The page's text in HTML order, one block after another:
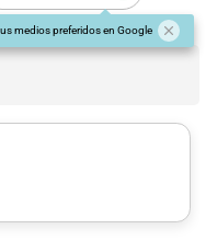
medios preferidos en Google